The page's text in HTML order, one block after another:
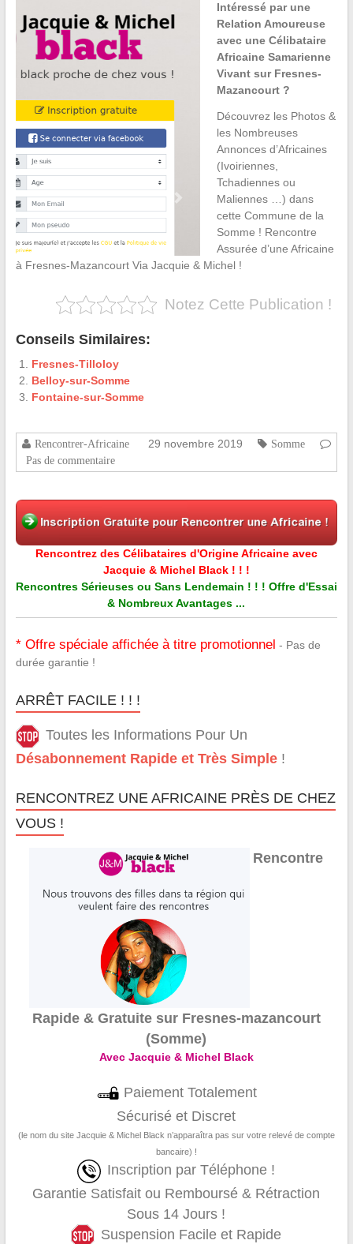
Intéressé par une
Relation Amoureuse
avec une Célibataire
Africaine Samarienne
Vivant sur Fresnes-
Mazancourt ?
Découvrez les Photos &
les Nombreuses
Annonces d’Africaines
(Ivoiriennes,
Tchadiennes ou
Maliennes …) dans
cette Commune de la
Somme ! Rencontre
Assurée d’une Africaine
à Fresnes-Mazancourt Via Jacquie & Michel !
Notez Cette Publication !
Conseils Similaires:
Fresnes-Tilloloy
Belloy-sur-Somme
Fontaine-sur-Somme
Rencontrer-Africaine 29 novembre 2019
Somme
Pas de commentaire
Rencontrez des Célibataires d'Origine Africaine avec
Jacquie & Michel Black ! ! !
Rencontres Sérieuses ou Sans Lendemain ! ! ! Offre d'Essai
& Nombreux Avantages ...
* Offre spéciale affichée à titre promotionnel - Pas de
durée garantie !
ARRÊT FACILE ! ! !
Toutes les Informations Pour Un
Désabonnement Rapide et Très Simple!
RENCONTREZ UNE AFRICAINE PRÈS DE CHEZ
VOUS !
Rencontre
Rapide & Gratuite sur Fresnes-mazancourt
(Somme)
Avec Jacquie & Michel Black
Paiement Totalement
Sécurisé et Discret
(le nom du site Jacquie & Michel Black n’apparaîtra pas sur votre relevé de compte
bancaire) !
Inscription par Téléphone !
Garantie Satisfait ou Remboursé & Rétraction
Sous 14 Jours !
Suspension Facile et Rapide